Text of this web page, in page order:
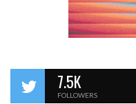
7.5K
FOLLOWERS